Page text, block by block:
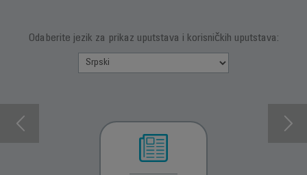
Odaberite jezik za prikaz uputstava i korisničkih uputstava: